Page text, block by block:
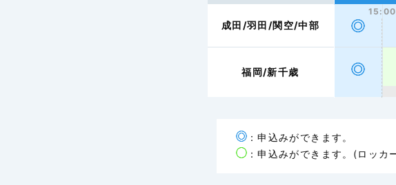
15:00
成田/羽田/関空/中部
福岡/新千歳
：申込みができます。
：申込みができます。(ロッカ